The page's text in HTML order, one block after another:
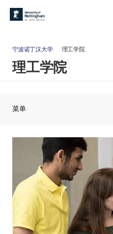
宁波诺丁汉大学 理工学院
理工学院
菜单